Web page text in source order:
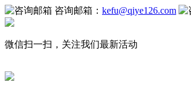
咨询邮箱： kefu@qiye126.com
微信扫一扫，关注我们最新活动